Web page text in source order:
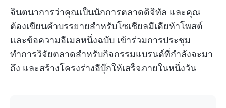
จินตนาการว่าคุณเป็นนักการตลาดดิจิทัล และคุณ
ต้องเขียนคำบรรยายสำหรับโซเชียลมีเดียห้าโพสต์
และข้อความอีเมลหนึ่งฉบับ เข้าร่วมการประชุม
ทำการวิจัยตลาดสำหรับกิจกรรมแบรนด์ที่กำลังจะมา
ถึง และสร้างโครงร่างอีบุ๊กให้เสร็จภายในหนึ่งวัน